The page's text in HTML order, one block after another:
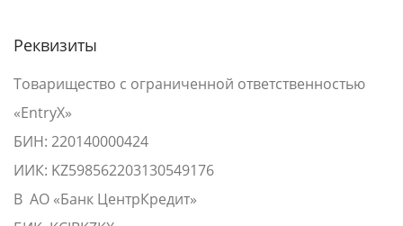
Реквизиты
Товарищество с ограниченной ответственностью
«EntryX»
БИН: 220140000424
ИИК: KZ598562203130549176
В АО «Банк ЦентрКредит»